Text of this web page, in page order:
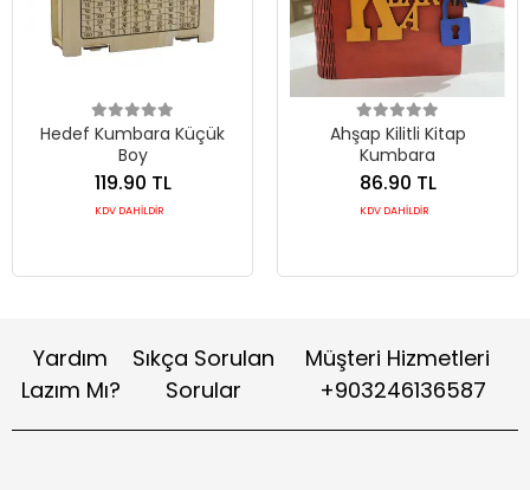
Hedef Kumbara Küçük
Boy
119.90 TL
KDV DAHİLDİR
Ahşap Kilitli Kitap
Kumbara
86.90 TL
KDV DAHİLDİR
Yardım
Lazım Mı?
Sıkça Sorulan
Sorular
Müşteri Hizmetleri
+903246136587